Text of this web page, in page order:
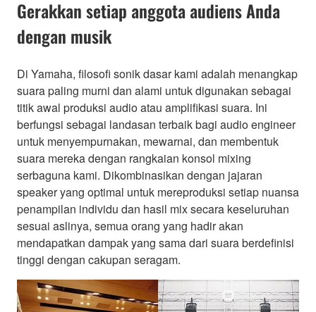
Gerakkan setiap anggota audiens Anda
dengan musik
Di Yamaha, filosofi sonik dasar kami adalah menangkap
suara paling murni dan alami untuk digunakan sebagai
titik awal produksi audio atau amplifikasi suara. Ini
berfungsi sebagai landasan terbaik bagi audio engineer
untuk menyempurnakan, mewarnai, dan membentuk
suara mereka dengan rangkaian konsol mixing
serbaguna kami. Dikombinasikan dengan jajaran
speaker yang optimal untuk mereproduksi setiap nuansa
penampilan individu dan hasil mix secara keseluruhan
sesuai aslinya, semua orang yang hadir akan
mendapatkan dampak yang sama dari suara berdefinisi
tinggi dengan cakupan seragam.